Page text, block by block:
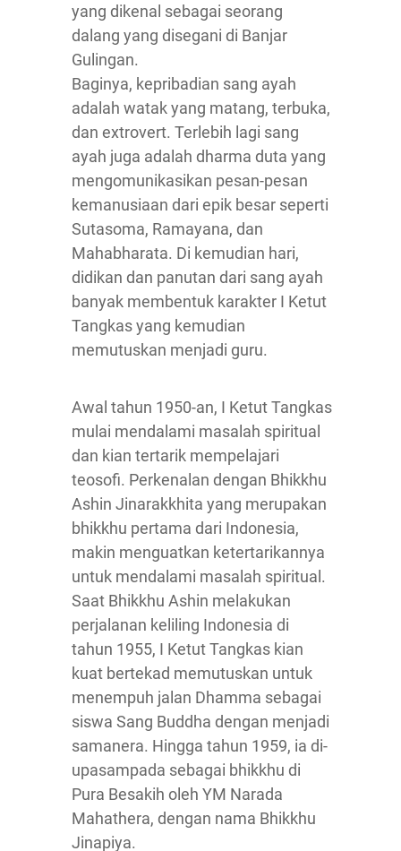
yang dikenal sebagai seorang
dalang yang disegani di Banjar
Gulingan.
Baginya, kepribadian sang ayah
adalah watak yang matang, terbuka,
dan extrovert. Terlebih lagi sang
ayah juga adalah dharma duta yang
mengomunikasikan pesan-pesan
kemanusiaan dari epik besar seperti
Sutasoma, Ramayana, dan
Mahabharata. Di kemudian hari,
didikan dan panutan dari sang ayah
banyak membentuk karakter I Ketut
Tangkas yang kemudian
memutuskan menjadi guru.
Awal tahun 1950-an, I Ketut Tangkas
mulai mendalami masalah spiritual
dan kian tertarik mempelajari
teosofi. Perkenalan dengan Bhikkhu
Ashin Jinarakkhita yang merupakan
bhikkhu pertama dari Indonesia,
makin menguatkan ketertarikannya
untuk mendalami masalah spiritual.
Saat Bhikkhu Ashin melakukan
perjalanan keliling Indonesia di
tahun 1955, I Ketut Tangkas kian
kuat bertekad memutuskan untuk
menempuh jalan Dhamma sebagai
siswa Sang Buddha dengan menjadi
samanera. Hingga tahun 1959, ia di-
upasampada sebagai bhikkhu di
Pura Besakih oleh YM Narada
Mahathera, dengan nama Bhikkhu
Jinapiya.